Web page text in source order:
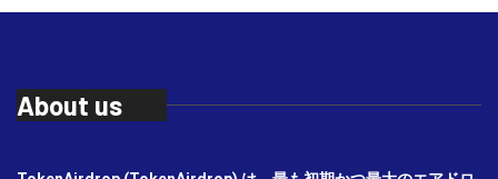
About us